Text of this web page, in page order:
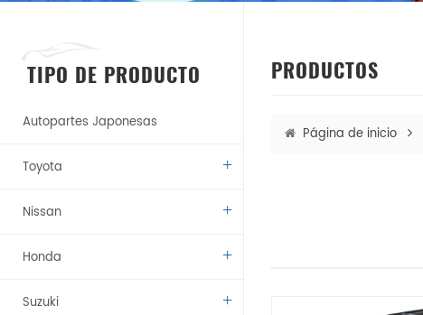
TIPO DE PRODUCTO
Autopartes Japonesas
Toyota
Nissan
Honda
Suzuki
PRODUCTOS
Página de inicio